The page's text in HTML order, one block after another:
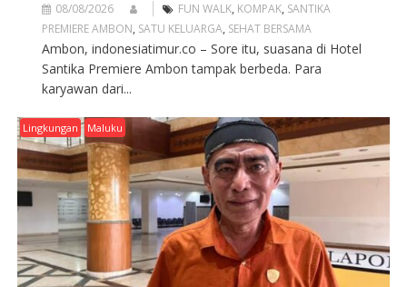
08/08/2026 FUN WALK, KOMPAK, SANTIKA
PREMIERE AMBON, SATU KELUARGA, SEHAT BERSAMA
Ambon, indonesiatimur.co – Sore itu, suasana di Hotel
Santika Premiere Ambon tampak berbeda. Para
karyawan dari...
Lingkungan Maluku